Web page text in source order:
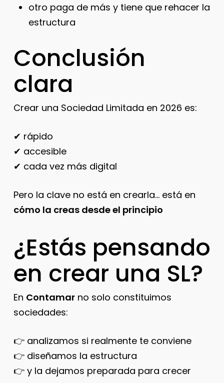
otro paga de más y tiene que rehacer la
estructura
Conclusión
clara
Crear una Sociedad Limitada en 2026 es:
✔ rápido
✔ accesible
✔ cada vez más digital
Pero la clave no está en crearla… está en
cómo la creas desde el principio
¿Estás pensando
en crear una SL?
En Contamarno solo constituimos
sociedades:
👉 analizamos si realmente te conviene
👉 diseñamos la estructura
👉 y la dejamos preparada para crecer